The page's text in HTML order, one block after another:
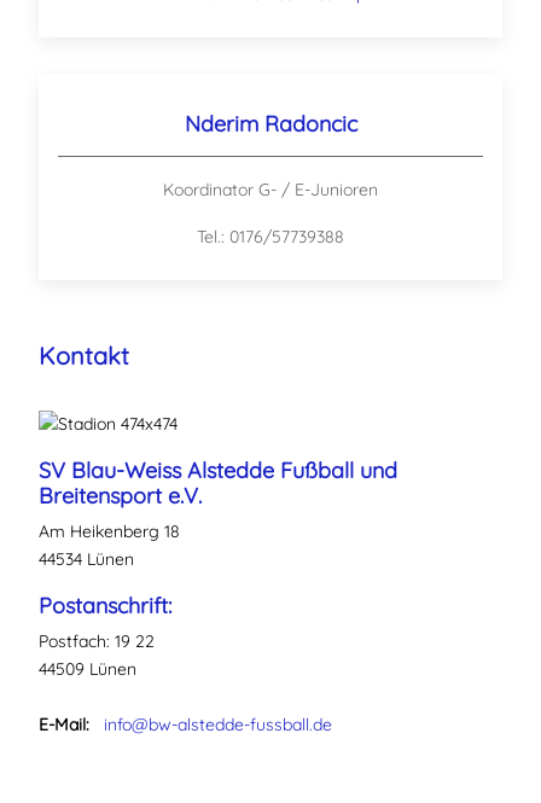
Nderim Radoncic
Koordinator G- / E-Junioren
Tel.: 0176/57739388
Kontakt
SV Blau-Weiss Alstedde Fußball und
Breitensport e.V.
Am Heikenberg 18
44534 Lünen
Postanschrift:
Postfach: 19 22
44509 Lünen
E-Mail: info@bw-alstedde-fussball.de